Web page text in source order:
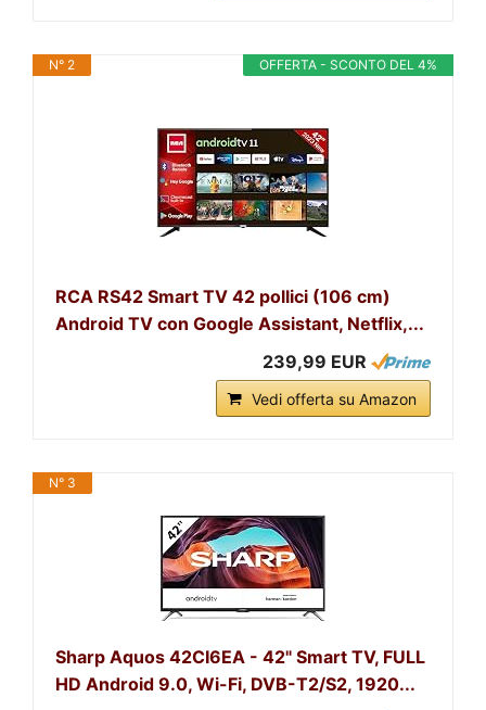
OFFERTA - SCONTO DEL 4%
N° 2
RCA RS42 Smart TV 42 pollici (106 cm)
Android TV con Google Assistant, Netflix,...
239,99 EUR
Vedi offerta su Amazon
N° 3
Sharp Aquos 42CI6EA - 42" Smart TV, FULL
HD Android 9.0, Wi-Fi, DVB-T2/S2, 1920...